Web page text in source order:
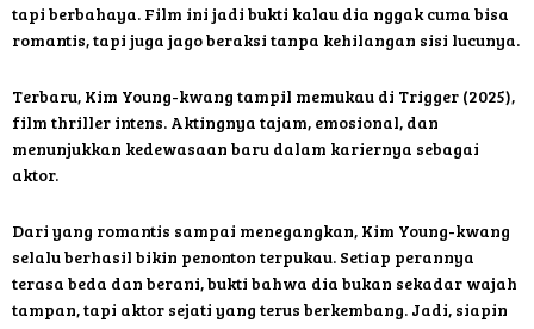
tapi berbahaya. Film ini jadi bukti kalau dia nggak cuma bisa
romantis, tapi juga jago beraksi tanpa kehilangan sisi lucunya.
Terbaru, Kim Young-kwang tampil memukau di Trigger (2025),
film thriller intens. Aktingnya tajam, emosional, dan
menunjukkan kedewasaan baru dalam kariernya sebagai
aktor.
Dari yang romantis sampai menegangkan, Kim Young-kwang
selalu berhasil bikin penonton terpukau. Setiap perannya
terasa beda dan berani, bukti bahwa dia bukan sekadar wajah
tampan, tapi aktor sejati yang terus berkembang. Jadi, siapin